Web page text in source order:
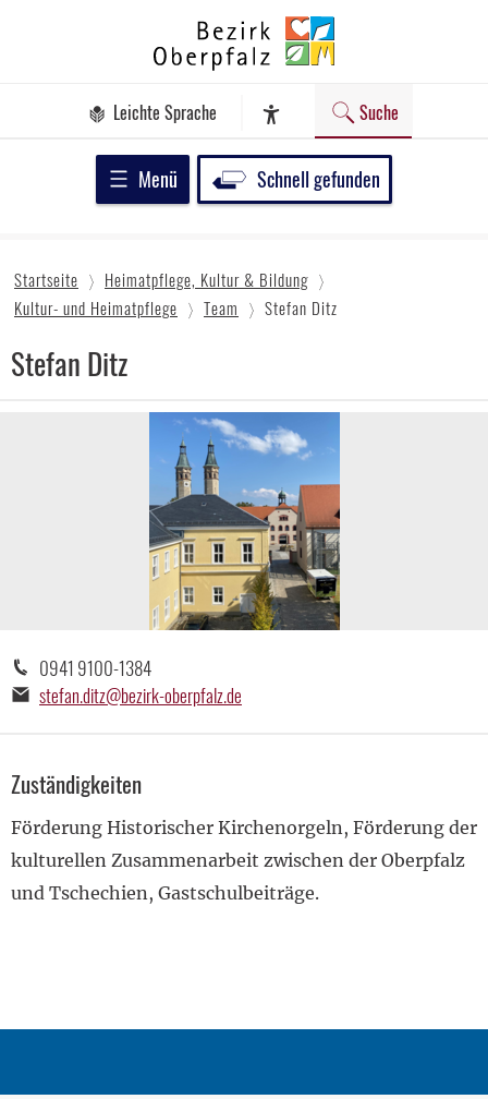
Bezirk
Oberpfalz
Leichte Sprache
Assistenz-Software
Suche
Menü Schnell gefunden
Startseite
Heimatpflege, Kultur & Bildung
Kultur- und Heimatpflege
Team Stefan Ditz
Stefan Ditz
Telefonnummer:
0941 9100-1384
E- stefan.ditz@bezirk-oberpfalz.de
Zuständigkeiten
Förderung Historischer Kirchenorgeln, Förderung der
kulturellen Zusammenarbeit zwischen der Oberpfalz
und Tschechien, Gastschulbeiträge.